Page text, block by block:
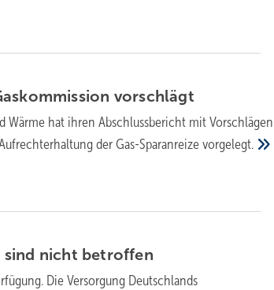
vorschlägt
Wärme hat ihren Abschlussbericht mit Vorschlägen
der Gas-Sparanreizevorgelegt.
sind nicht betroffen
Die Versorgung Deutschlands